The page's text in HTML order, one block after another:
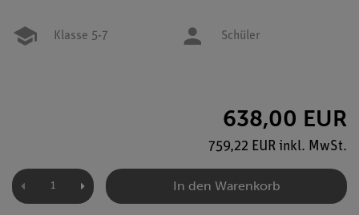
Klasse 5-7 Schüler
638,00 EUR
759,22 EUR inkl. MwSt.
In den Warenkorb